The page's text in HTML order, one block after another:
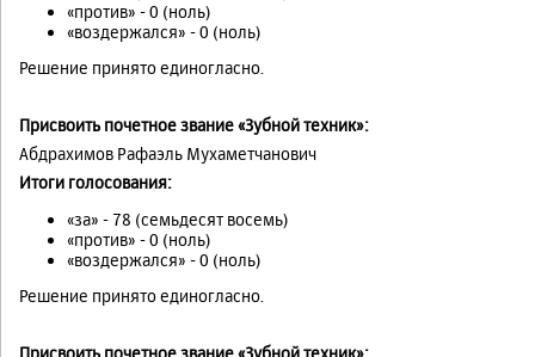
«против» - 0 (ноль)
«воздержался» - 0 (ноль)
Решение принято единогласно.
Присвоить почетное звание «Зубной техник»:
Абдрахимов Рафаэль Мухаметчанович
Итоги голосования:
«за» - 78 (семьдесят восемь)
«против» - 0 (ноль)
«воздержался» - 0 (ноль)
Решение принято единогласно.
Присвоить почетное звание «Зубной техник»: